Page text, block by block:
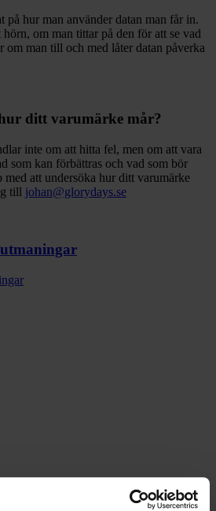
på hur man använder datan man får in.
om man tittar på den för att se vad
om man till och med låter datan påverka
ditt varumärke mår?
inte om att hitta fel, men om att vara
som kan förbättras och vad som bör
att undersöka hur ditt varumärke
till johan@glorydays.se